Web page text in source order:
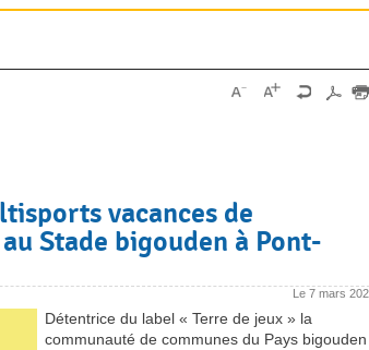
vacances de
Stade bigouden à Pont-
Le 7 mars
Détentrice du label « Terre de jeux » la
communauté de communes du Pays bigouden